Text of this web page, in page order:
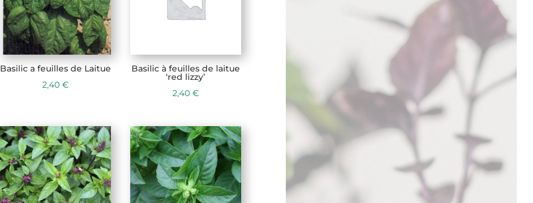
Basilic a feuilles de Laitue
2,40 €
Basilic à feuilles de laitue
‘red lizzy’
2,40 €